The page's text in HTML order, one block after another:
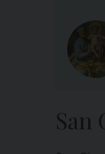
San